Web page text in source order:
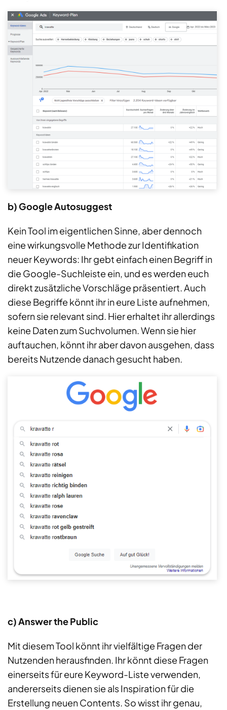
b) Google Autosuggest
Kein Tool im eigentlichen Sinne, aber dennoch
eine wirkungsvolle Methode zur Identifikation
neuer Keywords: Ihr gebt einfach einen Begriff in
die Google-Suchleiste ein, und es werden euch
direkt zusätzliche Vorschläge präsentiert. Auch
diese Begriffe könnt ihr in eure Liste aufnehmen,
sofern sie relevant sind. Hier erhaltet ihr allerdings
keine Daten zum Suchvolumen. Wenn sie hier
auftauchen, könnt ihr aber davon ausgehen, dass
bereits Nutzende danach gesucht haben.
c) Answer the Public
Mit diesem Tool könnt ihr vielfältige Fragen der
Nutzenden herausfinden. Ihr könnt diese Fragen
einerseits für eure Keyword-Liste verwenden,
andererseits dienen sie als Inspiration für die
Erstellung neuen Contents. So wisst ihr genau,